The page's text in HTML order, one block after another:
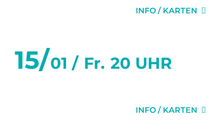
INFO / KARTEN
15/01 / Fr. 20 UHR
INFO / KARTEN